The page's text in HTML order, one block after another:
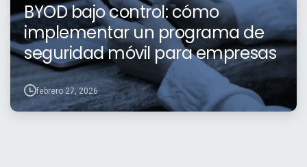
BYOD bajo control: cómo
implementar un programa de
seguridad móvil para empresas
febrero 27, 2026